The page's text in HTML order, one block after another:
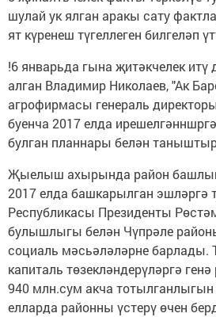
шулай ук ялган аракы сату
ят күренеш түгеллеген билгеләп
!6 январьда гына җитәкчелек итү
алган Владимир Николаев, "Ак
агрофирмасы генераль
буенча 2017 елда
булган планнары белән
Җыелыш ахырында район
2017 елда башкарылган эшләргә
Республикасы Президенты
булышлыгы белән Чүпрәле
социаль мәсьәләләрне барлады.
капиталь төзекләндерүләргә
940 млн.сум акча тотылганлыгын
елларда районны үстерү өчен